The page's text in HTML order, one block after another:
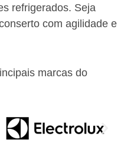
refrigerados. Seja
com agilidade e
marcas do